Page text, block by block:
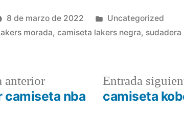
8 de marzo de 2022
Publicado
en
Uncategorized
morada,camiseta lakers negra, sudadera
anteriorEntrada
anterior:
camiseta nba
Entrada
camiseta